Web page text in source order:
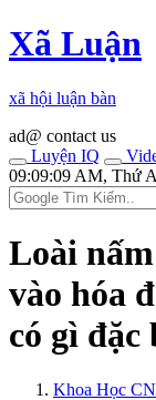
Xã Luận
xã hội luận bàn
ad@ contact us
Luyện IQ
09:09:09 AM, Thứ
Loài
vào hóa
có gì đặc
Khoa Học